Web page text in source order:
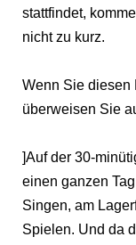
stattfindet,
nicht zu kurz.
Wenn Sie diesen
überweisen Sie
]Auf der 30-
einen ganzen
Singen, am
Spielen. Und da